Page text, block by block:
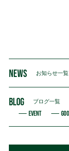
NEWS お知らせ一覧
BLOG ブログ一覧
EVENT